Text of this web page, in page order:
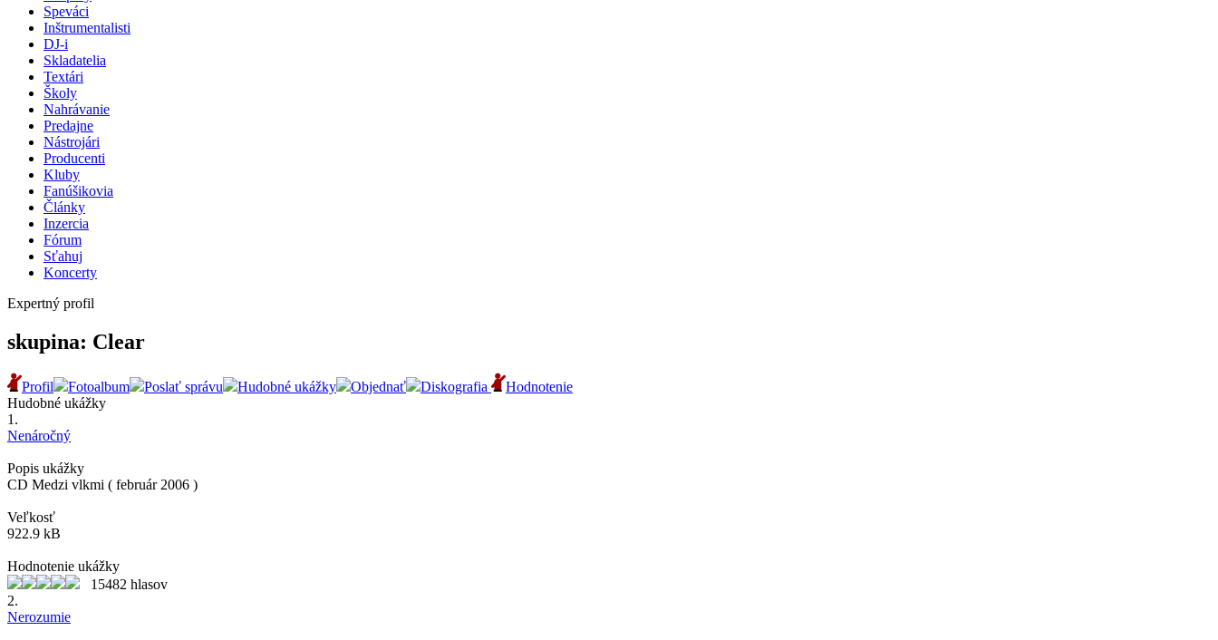
Speváci
Inštrumentalisti
DJ-i
Skladatelia
Textári
Školy
Nahrávanie
Predajne
Nástrojári
Producenti
Kluby
Fanúšikovia
Články
Inzercia
Fórum
Sťahuj
Koncerty
Expertný profil
skupina: Clear
Profil Fotoalbum Poslať správu Hudobné ukážky Objednať Diskografia
Hodnotenie
Hudobné ukážky
1.
Nenáročný
Popis ukážky
CD Medzi vlkmi ( február 2006 )
Veľkosť
922.9 kB
Hodnotenie ukážky
15482 hlasov
2.
Nerozumie